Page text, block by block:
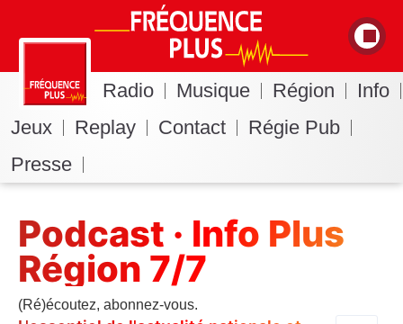
Radio Musique Région
Info
Jeux
Replay Contact
Régie Pub
Presse
Podcast · Info Plus
Région 7/7
(Ré)écoutez, abonnez-vous.